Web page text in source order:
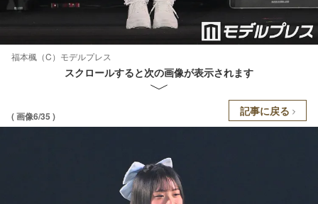
福本楓（C）モデルプレス
スクロールすると次の画像が表示されます
( 画像6/35 ) 記事に戻る